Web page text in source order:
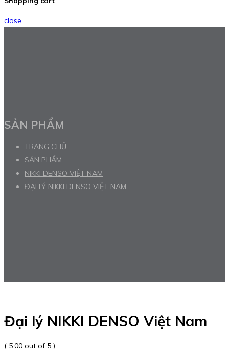
close
SẢN PHẨM
TRANG CHỦ
SẢN PHẨM
NIKKI DENSO VIỆT NAM
ĐẠI LÝ NIKKI DENSO VIỆT NAM
Đại lý NIKKI DENSO Việt Nam
( 5.00 out of 5 )